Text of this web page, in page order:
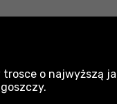
i ogród Gardena
o najwyższą